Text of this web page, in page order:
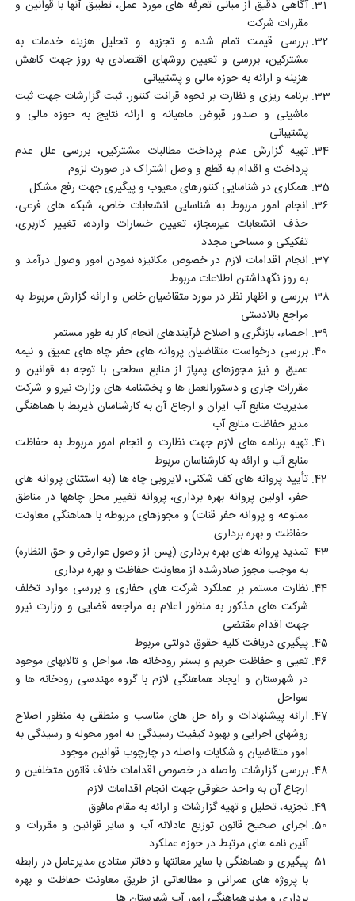
آگاهی دقیق از مبانی تعرفه های مورد عمل، تطبیق آنها با قوانین و
مقررات شرکت
بررسی قیمت تمام شده و تجزیه و تحلیل هزینه خدمات به
مشترکین، بررسی و تعیین روشهای اقتصادی به روز جهت کاهش
هزینه و ارائه به حوزه مالی و پشتیبانی
برنامه ریزی و نظارت بر نحوه قرائت کنتور، ثبت گزارشات جهت ثبت
ماشینی و صدور قبوض ماهیانه و ارائه نتایج به حوزه مالی و
پشتیبانی
تهیه گزارش عدم پرداخت مطالبات مشترکین، بررسی علل عدم
پرداخت و اقدام به قطع و وصل اشتراک در صورت لزوم
همکاری در شناسایی کنتورهای معیوب و پیگیری جهت رفع مشکل
انجام امور مربوط به شناسایی انشعابات خاص، شبکه های فرعی،
حذف انشعابات غیرمجاز، تعیین خسارات وارده، تغییر کاربری،
تفکیکی و مساحی مجدد
انجام اقدامات لازم در خصوص مکانیزه نمودن امور وصول درآمد و
به روز نگهداشتن اطلاعات مربوط
بررسی و اظهار نظر در مورد متقاضیان خاص و ارائه گزارش مربوط به
مراجع بالادستی
احصاء، بازنگری و اصلاح فرآیندهای انجام کار به طور مستمر
بررسی درخواست متقاضیان پروانه های حفر چاه های عمیق و نیمه
عمیق و نیز مجوزهای پمپاژ از منابع سطحی با توجه به قوانین و
مقررات جاری و دستورالعمل ها و بخشنامه های وزارت نیرو و شرکت
مدیریت منابع آب ایران و ارجاع آن به کارشناسان ذیربط با هماهنگی
مدیر حفاظت منابع آب
تهیه برنامه های لازم جهت نظارت و انجام امور مربوط به حفاظت
منابع آب و ارائه به کارشناسان مربوط
تأیید پروانه های کف شکنی، لایروبی چاه ها (به استثنای پروانه های
حفر، اولین پروانه بهره برداری، پروانه تغییر محل چاهها در مناطق
ممنوعه و پروانه حفر قنات) و مجوزهای مربوطه با هماهنگی معاونت
حفاظت و بهره برداری
تمدید پروانه های بهره برداری (پس از وصول عوارض و حق النظاره)
به موجب مجوز صادرشده از معاونت حفاظت و بهره برداری
نظارت مستمر بر عملکرد شرکت های حفاری و بررسی موارد تخلف
شرکت های مذکور به منظور اعلام به مراجعه قضایی و وزارت نیرو
جهت اقدام مقتضی
پیگیری دریافت کلیه حقوق دولتی مربوط
تعیی و حفاظت حریم و بستر رودخانه ها، سواحل و تالابهای موجود
در شهرستان و ایجاد هماهنگی لازم با گروه مهندسی رودخانه ها و
سواحل
ارائه پیشنهادات و راه حل های مناسب و منطقی به منظور اصلاح
روشهای اجرایی و بهبود کیفیت رسیدگی به امور محوله و رسیدگی به
امور متقاضیان و شکایات واصله در چارچوب قوانین موجود
بررسی گزارشات واصله در خصوص اقدامات خلاف قانون متخلفین و
ارجاع آن به واحد حقوقی جهت انجام اقدامات لازم
تجزیه، تحلیل و تهیه گزارشات و ارائه به مقام مافوق
اجرای صحیح قانون توزیع عادلانه آب و سایر قوانین و مقررات و
آئین نامه های مرتبط در حوزه عملکرد
پیگیری و هماهنگی با سایر معانتها و دفاتر ستادی مدیرعامل در رابطه
با پروژه های عمرانی و مطالعاتی از طریق معاونت حفاظت و بهره